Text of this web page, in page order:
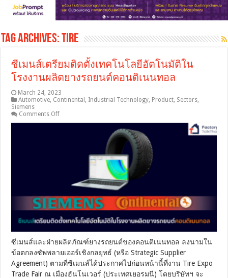
Tag Archives:tire
ซีเมนส์เตรียมติดตั้งเทคโนโลยีอัตโนมัติใน
โรงงานผลิตยางรถยนต์คอนติเนนทอล
March 24, 2023
Automotive Continental Industrial Technology Product Sectors
Siemens
Comments Offon
ซี
อัตโนมัติ
โรงงาน
ผลิต
ยาง
คอน
เน
นทอล
ซีเมนส์และฝ่ายผลิตภัณฑ์ยางรถยนต์ของคอนติเนนทอล ลงนามใน
ข้อตกลงซัพพลายเออร์เชิงกลยุทธ์ (หรือ Strategic Supplier
Agreement) ตามที่ซีเมนส์ได้ประกาศไปก่อนหน้านี้ที่งาน Tire Expo
Trade Fair ณ เมืองฮันโนเวอร์ (ประเทศเยอรมนี) โดยบริษัทฯ จะ